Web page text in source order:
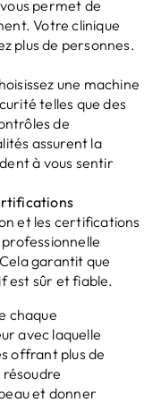
permet de
Votre clinique
plus de personnes.
une machine
telles que des
de
assurent la
à vous sentir
et les certifications
garantit que
est sûr et fiable.
chaque
avec laquelle
offrant plus de
et donner